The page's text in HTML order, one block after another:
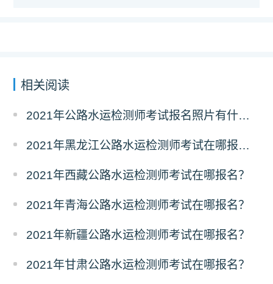
相关阅读
2021年公路水运检测师考试报名照片有什么要求？
2021年黑龙江公路水运检测师考试在哪报名？
2021年西藏公路水运检测师考试在哪报名？
2021年青海公路水运检测师考试在哪报名？
2021年新疆公路水运检测师考试在哪报名？
2021年甘肃公路水运检测师考试在哪报名？